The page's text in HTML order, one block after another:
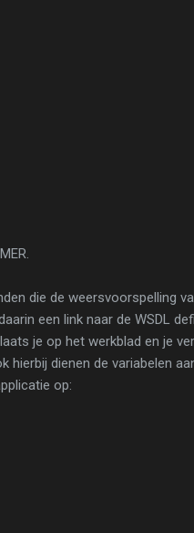
die de weersvoorspelling
een link naar de WSDL
je op het werkblad en je
dienen de variabelen
op: